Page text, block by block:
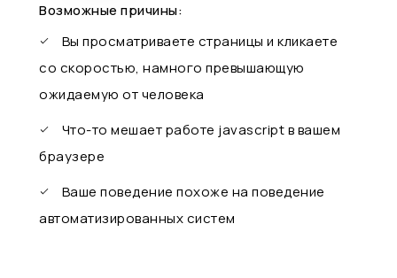
Возможные причины:
Вы просматриваете страницы и кликаете
со скоростью, намного превышающую
ожидаемую от человека
Что-то мешает работе javascript в вашем
браузере
Ваше поведение похоже на поведение
автоматизированных систем